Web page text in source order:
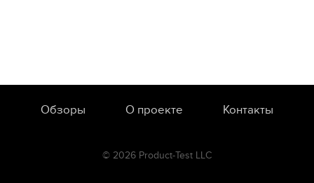
Обзоры О проекте Контакты
© 2026 Product-Test LLC